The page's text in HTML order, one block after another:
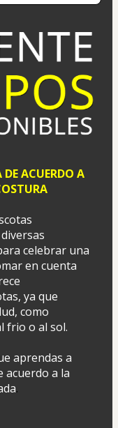
ACUERDO A
celebrar una
en cuenta
ya que
como
frio o al sol.
aprendas a
acuerdo a la
.